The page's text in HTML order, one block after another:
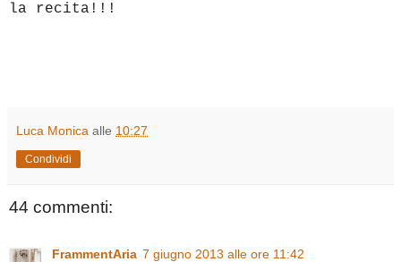
la recita!!!
Luca Monica alle 10:27
Condividi
44 commenti:
FrammentAria 7 giugno 2013 alle ore 11:42